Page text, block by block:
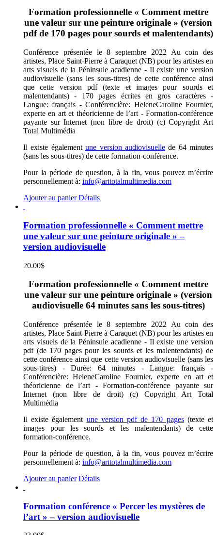
Formation professionnelle « Comment mettre
une valeur sur une peinture originale » (version
pdf de 170 pages pour sourds et malentendants)
Conférence présentée le 8 septembre 2022 Au coin des
artistes, Place Saint-Pierre à Caraquet (NB) pour les artistes en
arts visuels de la Péninsule acadienne - Il existe une version
audiovisuelle (sans les sous-titres) de cette conférence ainsi
que cette version pdf (texte et images pour sourds et
malentendants) - 170 pages écrites en gros caractères -
Langue: français - Conférencière: HeleneCaroline Fournier,
experte en art et théoricienne de l’art - Formation-conférence
payante sur Internet (non libre de droit) (c) Copyright Art
Total Multimédia
Il existe égalementune version audiovisuellede 64 minutes
(sans les sous-titres) de cette formation-conférence.
Pour la période de question, à la fin, vous pouvez m’écrire
personnellement à: info@arttotalmultimedia.com
Ajouter au panier Détails
Formation professionnelle « Comment mettre
une valeur sur une peinture originale » –
version audiovisuelle
20.00$
Formation professionnelle « Comment mettre
une valeur sur une peinture originale » (version
audiovisuelle 64 minutes sans les sous-titres)
Conférence présentée le 8 septembre 2022 Au coin des
artistes, Place Saint-Pierre à Caraquet (NB) pour les artistes en
arts visuels de la Péninsule acadienne - Il existe une version
pdf (de 170 pages pour les sourds et les malentendants) de
cette conférence ainsi que cette version audiovisuelle (sans les
sous-titres) - Durée: 64 minutes - Langue: français -
Conférencière: HeleneCaroline Fournier, experte en art et
théoricienne de l’art - Formation-conférence payante sur
Internet (non libre de droit) (c) Copyright Art Total
Multimédia
Il existe également une version pdf de 170 pages(texte et
images pour les sourds et les malentendants) de cette
formation-conférence.
Pour la période de question, à la fin, vous pouvez m’écrire
personnellement à: info@arttotalmultimedia.com
Ajouter au panier Détails
Formation conférence « Percer les mystères de
l’art » – version audiovisuelle